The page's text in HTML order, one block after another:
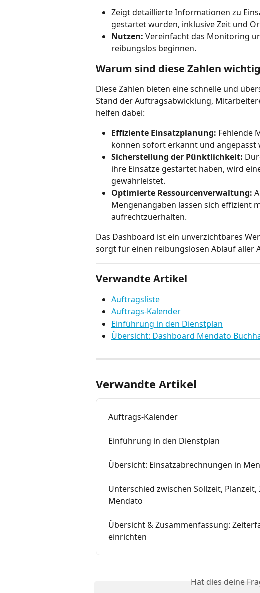
Zeigt detaillierte Informationen zu
gestartet wurden, inklusive Zeit und
Nutzen: Vereinfacht das Monitoring
reibungslos beginnen.
Warum sind diese Zahlen
Diese Zahlen bieten eine schnelle und
Stand der Auftragsabwicklung,
helfen dabei:
Effiziente Einsatzplanung: Fehlende
können sofort erkannt und angepasst
Sicherstellung der Pünktlichkeit:
ihre Einsätze gestartet haben, wird
gewährleistet.
Optimierte Ressourcenverwaltung:
Mengenangaben lassen sich effizient
aufrechtzuerhalten.
Das Dashboard ist ein unverzichtbares
sorgt für einen reibungslosen Ablauf aller
Verwandte Artikel
Auftragsliste
Auftrags-Kalender
Einführung in den Dienstplan
Übersicht: Dashboard Mendato
Verwandte Artikel
Auftrags-Kalender
Einführung in den Dienstplan
Übersicht: Einsatzabrechnungen in
Unterschied zwischen Sollzeit,
Mendato
Übersicht & Zusammenfassung:
einrichten
Hat dies deine